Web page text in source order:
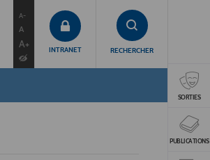
A-
A
A+ INTRANET RECHERCHER
SORTIES
PUBLICATIONS